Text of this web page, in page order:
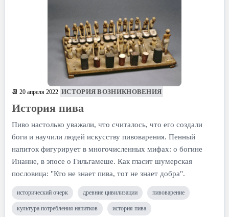
📆 20 апреля 2022 ИСТОРИЯ ВОЗНИКНОВЕНИЯ
История пива
Пиво настолько уважали, что считалось, что его создали
боги и научили людей искусству пивоварения. Пенный
напиток фигурирует в многочисленных мифах: о богине
Инанне, в эпосе о Гильгамеше. Как гласит шумерская
пословица: "Кто не знает пива, тот не знает добра".
исторический очерк древние цивилизации пивоварение
культура потребления напитков история пива